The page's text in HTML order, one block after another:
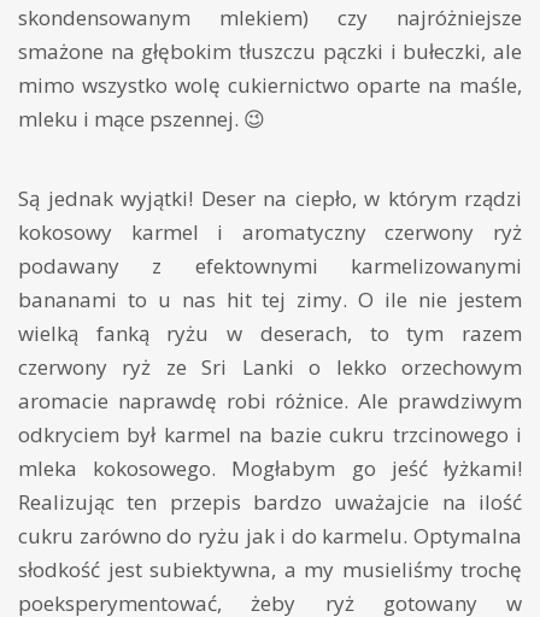
skondensowanym mlekiem) czy najróżniejsze
smażone na głębokim tłuszczu pączki i bułeczki, ale
mimo wszystko wolę cukiernictwo oparte na maśle,
mleku i mące pszennej. 😉
Są jednak wyjątki! Deser na ciepło, w którym rządzi
kokosowy karmel i aromatyczny czerwony ryż
podawany z efektownymi karmelizowanymi
bananami to u nas hit tej zimy. O ile nie jestem
wielką fanką ryżu w deserach, to tym razem
czerwony ryż ze Sri Lanki o lekko orzechowym
aromacie naprawdę robi różnice. Ale prawdziwym
odkryciem był karmel na bazie cukru trzcinowego i
mleka kokosowego. Mogłabym go jeść łyżkami!
Realizując ten przepis bardzo uważajcie na ilość
cukru zarówno do ryżu jak i do karmelu. Optymalna
słodkość jest subiektywna, a my musieliśmy trochę
poeksperymentować, żeby ryż gotowany w